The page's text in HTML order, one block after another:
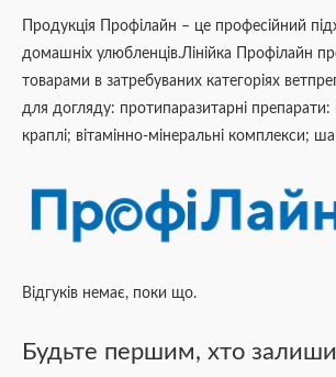
Продукція Профілайн – це професійний
домашніх улюбленців.Лінійка Профілайн
товарами в затребуваних категоріях
для догляду: протипаразитарні
краплі; вітамінно-мінеральні комплекси;
Відгуків немає, поки що.
Будьте першим, хто